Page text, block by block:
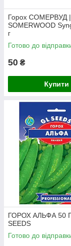
Горох СОМЕРВУД |
SOMERWOOD
г
Готово до
50 ₴
Купити
ГОРОХ АЛЬФА 50 Г
SEEDS
Готово до